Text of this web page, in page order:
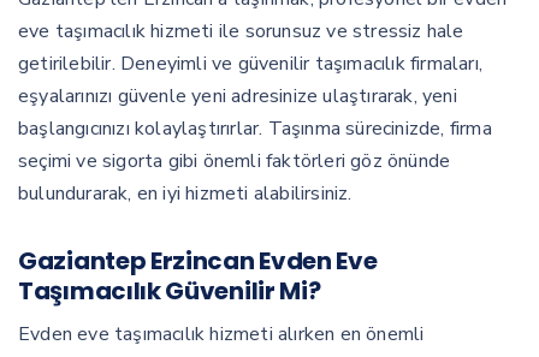
eve taşımacılık hizmeti ile sorunsuz ve stressiz hale
getirilebilir. Deneyimli ve güvenilir taşımacılık firmaları,
eşyalarınızı güvenle yeni adresinize ulaştırarak, yeni
başlangıcınızı kolaylaştırırlar. Taşınma sürecinizde, firma
seçimi ve sigorta gibi önemli faktörleri göz önünde
bulundurarak, en iyi hizmeti alabilirsiniz.
Gaziantep Erzincan Evden Eve
Taşımacılık Güvenilir Mi?
Evden eve taşımacılık hizmeti alırken en önemli